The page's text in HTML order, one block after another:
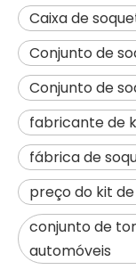
Caixa de
Conjunto de
Conjunto de
fabricante de
fábrica de
preço do kit
conjunto de
automóveis